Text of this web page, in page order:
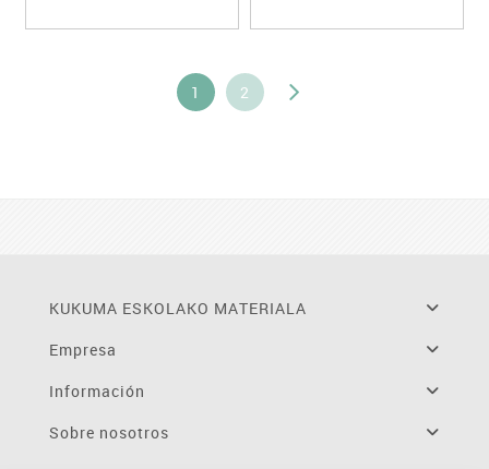
1 2
KUKUMA ESKOLAKO MATERIALA
Empresa
Información
Sobre nosotros